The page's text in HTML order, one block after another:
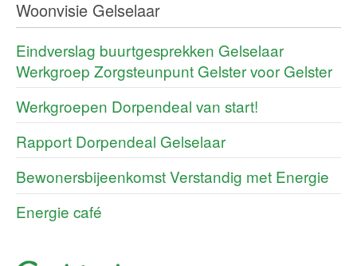
Woonvisie Gelselaar
Eindverslag buurtgesprekken Gelselaar
Werkgroep Zorgsteunpunt Gelster voor Gelster
Werkgroepen Dorpendeal van start!
Rapport Dorpendeal Gelselaar
Bewonersbijeenkomst Verstandig met Energie
Energie café